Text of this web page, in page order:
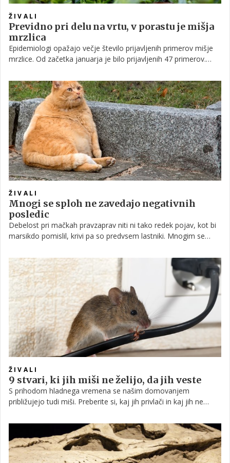
ŽIVALI
Previdno pri delu na vrtu, v porastu je mišja
mrzlica
Epidemiologi opažajo večje število prijavljenih primerov mišje
mrzlice. Od začetka januarja je bilo prijavljenih 47 primerov.
Nuška Čakš Jager je zato pozvala k previdnosti ob opravilih, kjer
bi lahko prišli v stik z mišjimi iztrebki, na primer pri čiščenju kleti
in drvarnic.
ŽIVALI
Mnogi se sploh ne zavedajo negativnih
posledic
Debelost pri mačkah pravzaprav niti ni tako redek pojav, kot bi
marsikdo pomislil, krivi pa so predvsem lastniki. Mnogim se
nadaljevanju preverite, kaj vse je krivo za kopičenje maščobnih
oblog pri mačkah in kako lahko ukrepate.
ŽIVALI
9 stvari, ki jih miši ne želijo, da jih veste
S prihodom hladnega vremena se našim domovanjem
približujejo tudi miši. Preberite si, kaj jih privlači in kaj jih ne